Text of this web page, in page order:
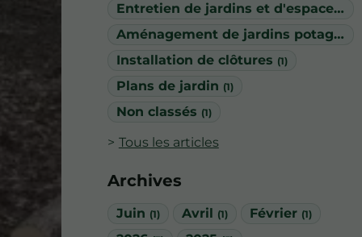
Entretien de jardins et d'espaces verts
Aménagement de jardins potagers
Installation de clôtures (1)
Plans de jardin (1)
Non classés (1)
Tous les articles
Archives
Juin (1) Avril (1) Février (1)